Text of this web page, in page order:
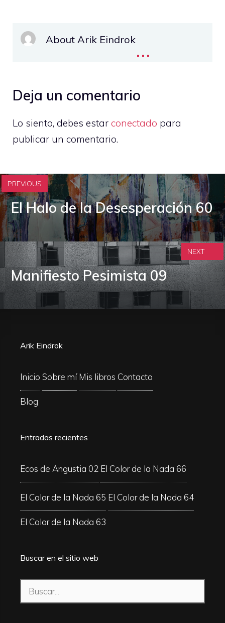
About Arik Eindrok...
Deja un comentario
Lo siento, debes estar conectado para
publicar un comentario.
PREVIOUS
El Halo de la Desesperación 60
Manifiesto Pesimista 09
NEXT
Arik Eindrok
Inicio Sobre mí Mis libros Contacto
Blog
Entradas recientes
Ecos de Angustia 02 El Color de la Nada 66
El Color de la Nada 65 El Color de la Nada 64
El Color de la Nada 63
Buscar en el sitio web
Buscar: